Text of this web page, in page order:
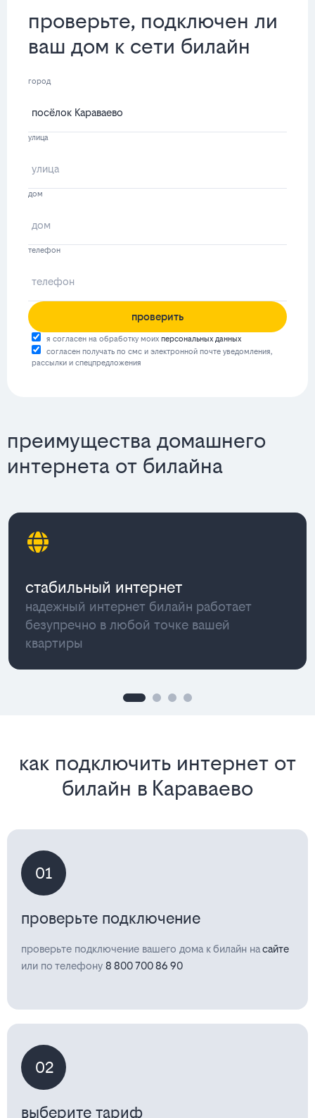
проверьте, подключен ли
ваш дом к сети билайн
город
улица
дом
телефон
проверить
я согласен на обработку моих персональных данных
согласен получать по смс и электронной почте уведомления,
рассылки и спецпредложения
преимущества домашнего
интернета от билайна
стабильный интернет
надежный интернет билайн работает
безупречно в любой точке вашей
квартиры
как подключить интернет от
билайн в Караваево
01
проверьте подключение
проверьте подключение вашего дома к билайн насайте
или по телефону 8 800 700 86 90
02
выберите тариф